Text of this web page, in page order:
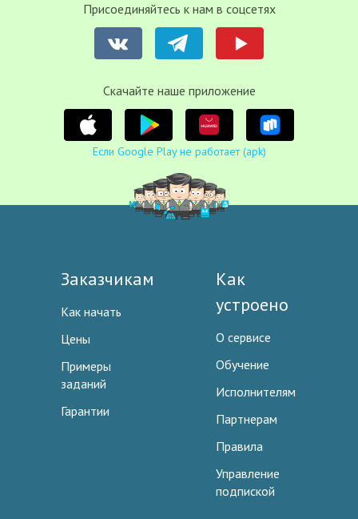
Присоединяйтесь к нам в соцсетях
Cкачайте наше приложение
Если Google Play не работает (apk)
Заказчикам
Как начать
Цены
Примеры
заданий
Гарантии
Как
устроено
О сервисе
Обучение
Исполнителям
Партнерам
Правила
Управление
подпиской